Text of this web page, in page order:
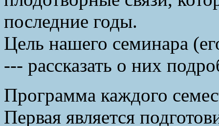
последние годы.
Цель нашего семинара
--- рассказать о них
Программа каждого
Первая является